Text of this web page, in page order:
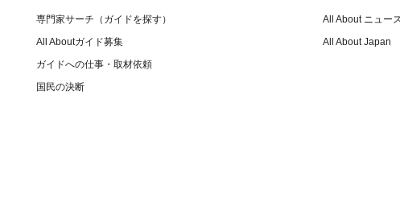
専門家サーチ（ガイドを探す）
All Aboutガイド募集
ガイドへの仕事・取材依頼
国民の決断
All About ニュー
All About Japan